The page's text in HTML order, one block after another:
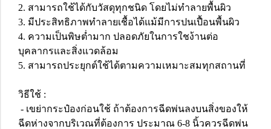
2. สามารถใช้ได้กับวัสดุทุกชนิด โดยไม่ทำลายพื้นผิว
3. มีประสิทธิภาพทำลายเชื้อได้แม้มีการปนเปื้อนพื้นผิว
4. ความเป็นพิษต่ำมาก ปลอดภัยในการใชง้านต่อ
บุคลากรและสิ่งแวดล้อม
5. สามารถประยุกต์ใช้ได้ตามความเหมาะสมทุกสถานที่
วิธีใช้ :
- เขย่ากระป๋องก่อนใช้ ถ้าต้องการฉีดพ่นลงบนสิ่งของให้
ฉีดห่างจากบริเวณที่ต้องการ ประมาณ 6-8 นิ้วควรฉีดพ่น